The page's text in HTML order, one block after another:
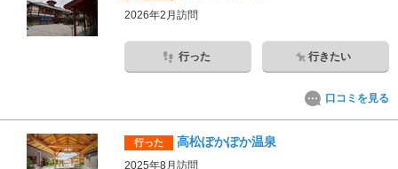
2026年2月訪問
行った 行きたい
口コミを見る
行った 高松ぽかぽか温泉
2025年8月訪問